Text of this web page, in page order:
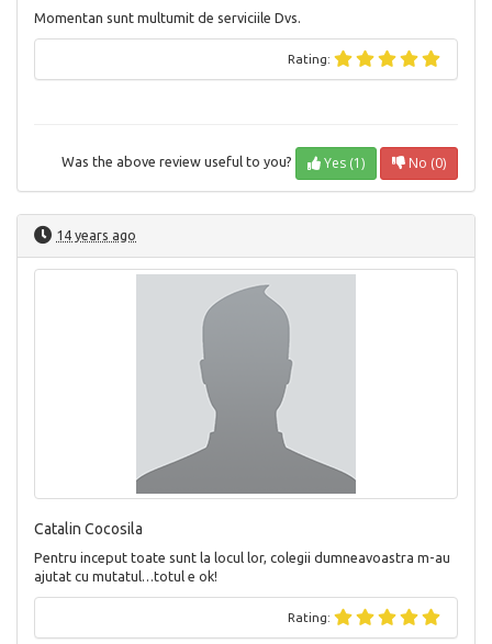
Momentan sunt multumit de serviciile Dvs.
Rating:
Was the above review useful to you? Yes (1) No (0)
14 years ago
Catalin Cocosila
Pentru inceput toate sunt la locul lor, colegii dumneavoastra m-au
ajutat cu mutatul…totul e ok!
Rating: